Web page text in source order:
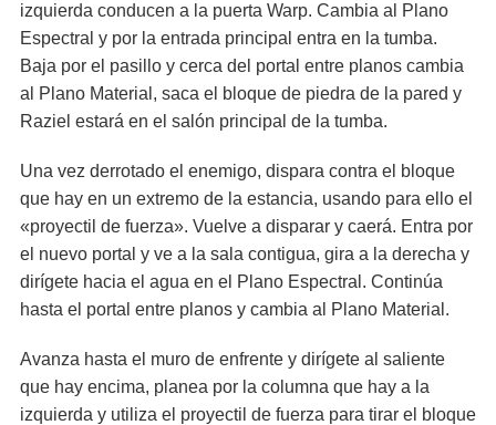
izquierda conducen a la puerta Warp. Cambia al Plano
Espectral y por la entrada principal entra en la tumba.
Baja por el pasillo y cerca del portal entre planos cambia
al Plano Material, saca el bloque de piedra de la pared y
Raziel estará en el salón principal de la tumba.
Una vez derrotado el enemigo, dispara contra el bloque
que hay en un extremo de la estancia, usando para ello el
«proyectil de fuerza». Vuelve a disparar y caerá. Entra por
el nuevo portal y ve a la sala contigua, gira a la derecha y
dirígete hacia el agua en el Plano Espectral. Continúa
hasta el portal entre planos y cambia al Plano Material.
Avanza hasta el muro de enfrente y dirígete al saliente
que hay encima, planea por la columna que hay a la
izquierda y utiliza el proyectil de fuerza para tirar el bloque